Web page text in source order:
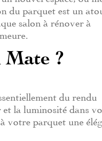
du parquet est un
salon à rénover à
?
du rendu
la luminosité dans
votre parquet une